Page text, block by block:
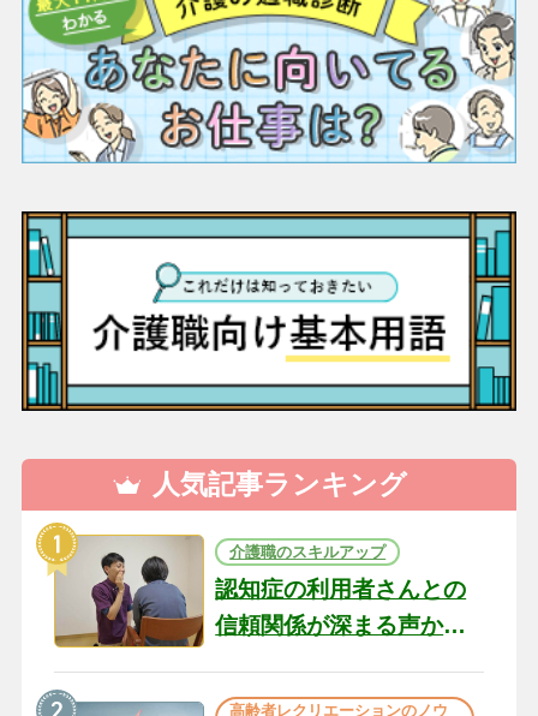
人気記事ランキング
介護職のスキルアップ
認知症の利用者さんとの
信頼関係が深まる声かけ
の現場から（22）
高齢者レクリエーションのノウ